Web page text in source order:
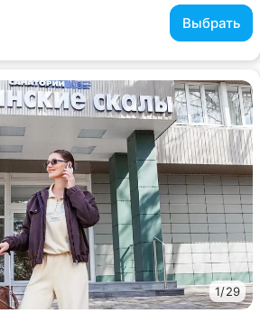
Выбрать
1/29